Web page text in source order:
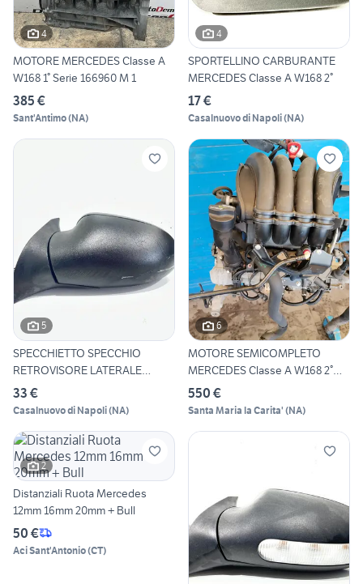
4
MOTORE MERCEDES Classe A
W168 1° Serie 166960 M 1
385 €
Sant'Antimo(NA)
4
SPORTELLINO CARBURANTE
MERCEDES Classe A W168 2°
17 €
Casalnuovo di Napoli(NA)
5
SPECCHIETTO SPECCHIO
RETROVISORE LATERALE
SINISTRO
33 €
Casalnuovo di Napoli(NA)
6
MOTORE SEMICOMPLETO
MERCEDES Classe A W168 2°
Ser
550 €
Santa Maria la Carita' (NA)
2
Distanziali Ruota Mercedes
12mm 16mm 20mm + Bull
50 €
Aci Sant'Antonio(CT)